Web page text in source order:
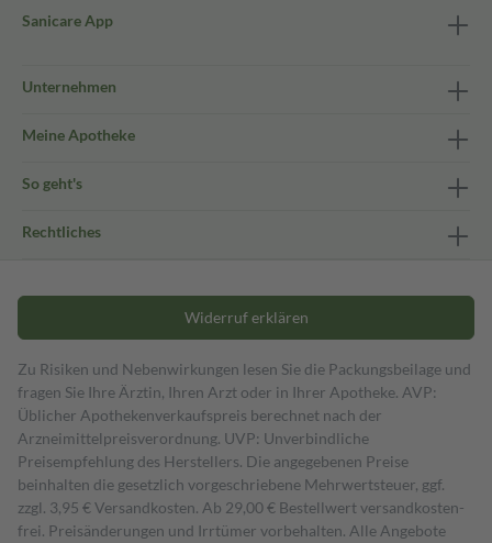
Sanicare App
Unternehmen
Meine Apotheke
So geht's
Rechtliches
Widerruf erklären
Zu Risiken und Nebenwirkungen lesen Sie die Packungsbeilage und
fragen Sie Ihre Ärztin, Ihren Arzt oder in Ihrer Apotheke. AVP:
Üblicher Apothekenverkaufspreis berechnet nach der
Arzneimittelpreisverordnung. UVP: Unverbindliche
Preisempfehlung des Herstellers. Die angegebenen Preise
beinhalten die gesetzlich vorgeschriebene Mehrwertsteuer, ggf.
zzgl. 3,95 € Versandkosten. Ab 29,00 € Bestell­wert versand­kosten­
frei. Preisänderungen und Irrtümer vorbehalten. Alle Angebote